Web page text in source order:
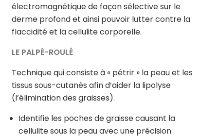
électromagnétique de façon sélective sur le
derme profond et ainsi pouvoir lutter contre la
flaccidité et la cellulite corporelle.
LE PALPÉ-ROULÉ
Technique qui consiste à « pétrir » la peau et les
tissus sous-cutanés afin d’aider la lipolyse
(l’élimination des graisses).
Identifie les poches de graisse causant la
cellulite sous la peau avec une précision